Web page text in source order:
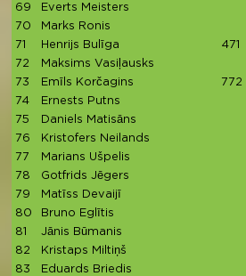
69
Everts Meisters
70
Marks Ronis
71
Henrijs Bulīga 471
72
Maksims Vasiļausks
73
Emīls Korčagins
772
74
Ernests Putns
75
Daniels Matisāns
76
Kristofers Neilands
77
Marians Ušpelis
78
Gotfrids Jēgers
79
Matīss Devaijī
80
Bruno Eglītis
81
Jānis Būmanis
82
Kristaps Miltiņš
83
Eduards Briedis